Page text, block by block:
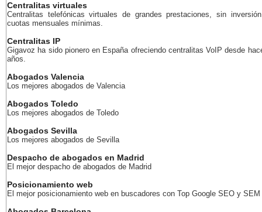
Centralitas virtuales
Centralitas telefónicas virtuales de grandes prestaciones, sin
cuotas mensuales mínimas.
Centralitas IP
Gigavoz ha sido pionero en España ofreciendo centralitas VoIP desde
años.
Abogados Valencia
Los mejores abogados de Valencia
Abogados Toledo
Los mejores abogados de Toledo
Abogados Sevilla
Los mejores abogados de Sevilla
Despacho de abogados en Madrid
El mejor despacho de abogados de Madrid
Posicionamiento web
El mejor posicionamiento web en buscadores con Top Google SEO y SEM